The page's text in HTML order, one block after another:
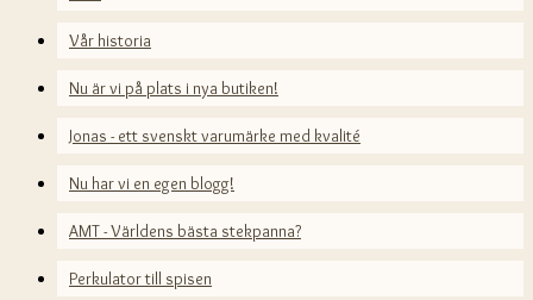
Vår historia
Nu är vi på plats i nya butiken!
Jonas - ett svenskt varumärke med kvalité
Nu har vi en egen blogg!
AMT - Världens bästa stekpanna?
Perkulator till spisen